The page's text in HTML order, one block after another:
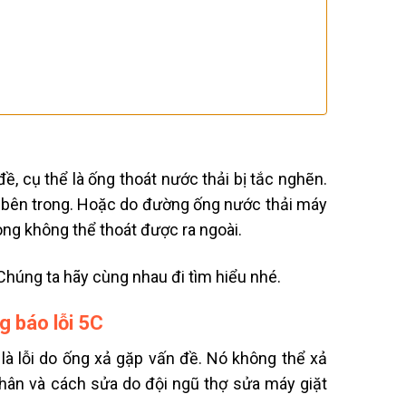
cụ thể là ống thoát nước thải bị tắc nghẽn.
trong. Hoặc do đường ống nước thải máy
không thể thoát được ra ngoài.
ta hãy cùng nhau đi tìm hiểu nhé.
báo lỗi 5C
lỗi do ống xả gặp vấn đề. Nó không thể xả
và cách sửa do đội ngũ thợ sửa máy giặt